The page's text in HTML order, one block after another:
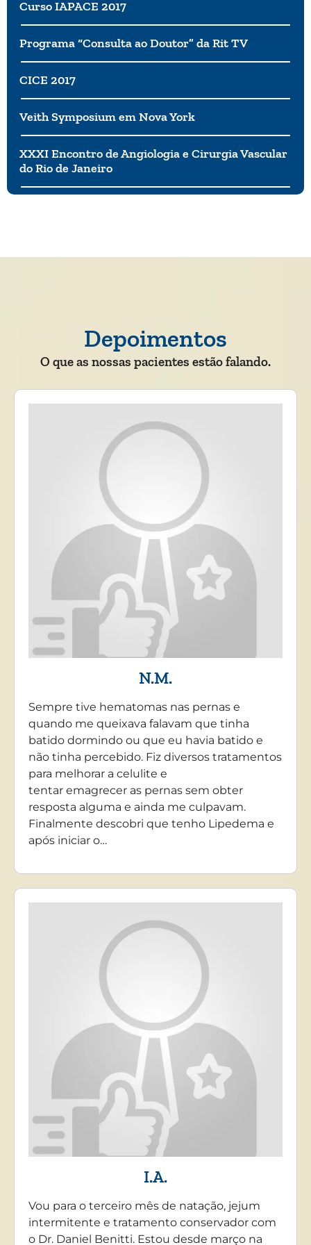
Curso IAPACE 2017
Programa “Consulta ao Doutor” da Rit TV
CICE 2017
Veith Symposium em Nova York
XXXI Encontro de Angiologia e Cirurgia Vascular
do Rio de Janeiro
Depoimentos
O que as nossas pacientes estão falando.
N.M.
Sempre tive hematomas nas pernas e
quando me queixava falavam que tinha
batido dormindo ou que eu havia batido e
não tinha percebido. Fiz diversos tratamentos
para melhorar a celulite e
tentar emagrecer as pernas sem obter
resposta alguma e ainda me culpavam.
Finalmente descobri que tenho Lipedema e
após iniciar o…
I.A.
Vou para o terceiro mês de natação, jejum
intermitente e tratamento conservador com
o Dr. Daniel Benitti. Estou desde março na